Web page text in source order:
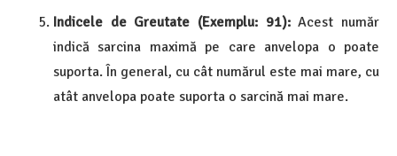
Indicele de Greutate (Exemplu: 91):Acest număr
indică sarcina maximă pe care anvelopa o poate
suporta. În general, cu cât numărul este mai mare, cu
atât anvelopa poate suporta o sarcină mai mare.